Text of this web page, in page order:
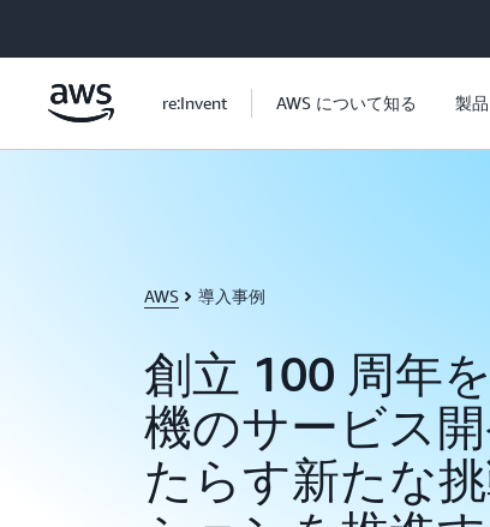
re:Invent AWS について知る 製品
AWS 導入事例
創立 100 周年
機のサービス
たらす新たな